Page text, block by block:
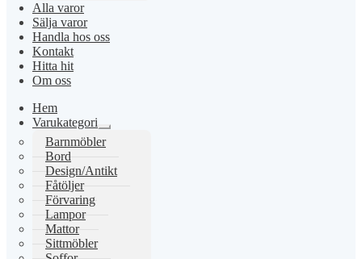
Alla varor
Sälja varor
Handla hos oss
Kontakt
Hitta hit
Om oss
Hem
Varukategori
Expandera
undermeny
Barnmöbler
Bord
Design/Antikt
Fåtöljer
Förvaring
Lampor
Mattor
Sittmöbler